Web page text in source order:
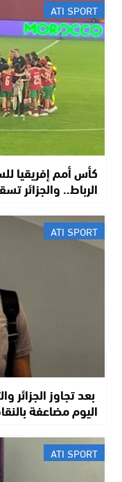
ATI SPORT
الرباط.. والجزائر
ATI SPORT
بعد تجاوز الجزائر
اليوم مضاعفة
ATI SPORT